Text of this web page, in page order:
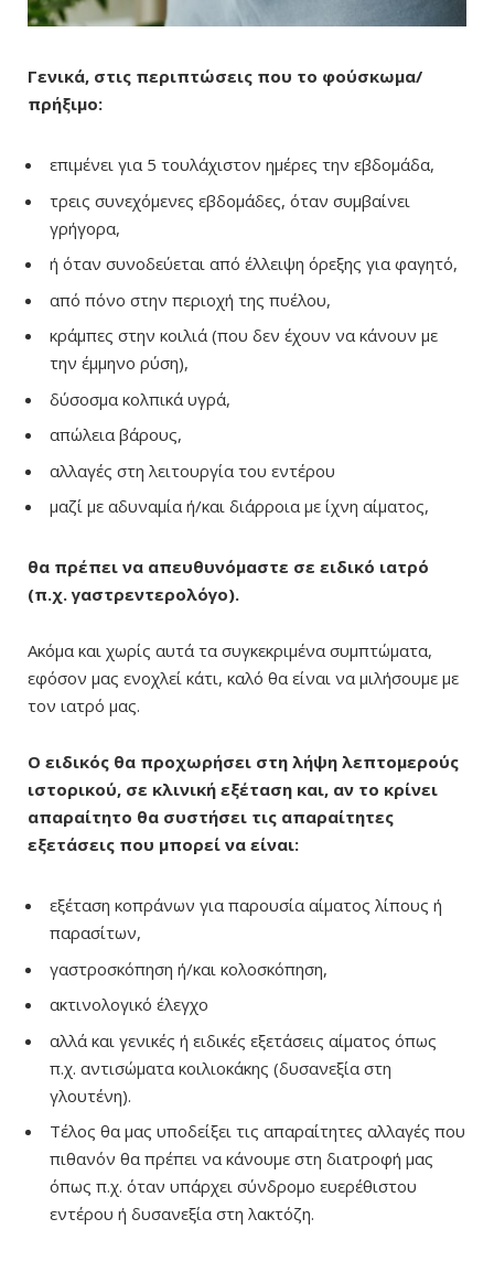
Γενικά, στις περιπτώσεις που το φούσκωμα/
πρήξιμο:
επιμένει για 5 τουλάχιστον ημέρες την εβδομάδα,
τρεις συνεχόμενες εβδομάδες, όταν συμβαίνει
γρήγορα,
ή όταν συνοδεύεται από έλλειψη όρεξης για φαγητό,
από πόνο στην περιοχή της πυέλου,
κράμπες στην κοιλιά (που δεν έχουν να κάνουν με
την έμμηνο ρύση),
δύσοσμα κολπικά υγρά,
απώλεια βάρους,
αλλαγές στη λειτουργία του εντέρου
μαζί με αδυναμία ή/και διάρροια με ίχνη αίματος,
θα πρέπει να απευθυνόμαστε σε ειδικό ιατρό
(π.χ. γαστρεντερολόγο).
Ακόμα και χωρίς αυτά τα συγκεκριμένα συμπτώματα,
εφόσον μας ενοχλεί κάτι, καλό θα είναι να μιλήσουμε με
τον ιατρό μας.
Ο ειδικός θα προχωρήσει στη λήψη λεπτομερούς
ιστορικού, σε κλινική εξέταση και, αν το κρίνει
απαραίτητο θα συστήσει τις απαραίτητες
εξετάσεις που μπορεί να είναι:
εξέταση κοπράνων για παρουσία αίματος λίπους ή
παρασίτων,
γαστροσκόπηση ή/και κολοσκόπηση,
ακτινολογικό έλεγχο
αλλά και γενικές ή ειδικές εξετάσεις αίματος όπως
π.χ. αντισώματα κοιλιοκάκης (δυσανεξία στη
γλουτένη).
Τέλος θα μας υποδείξει τις απαραίτητες αλλαγές που
πιθανόν θα πρέπει να κάνουμε στη διατροφή μας
όπως π.χ. όταν υπάρχει σύνδρομο ευερέθιστου
εντέρου ή δυσανεξία στη λακτόζη.